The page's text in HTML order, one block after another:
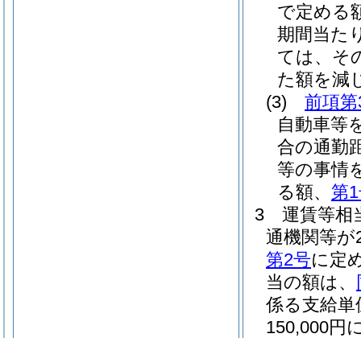
で定める
期間当た
ては、そ
た額を減
(3)
前項
自動車等
合の通勤
等の事情
る額、 第
3
運賃等相
通機関等
第2号に定
当の額は、
係る支給
150,000円